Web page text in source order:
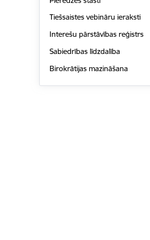
Tiešsaistes vebināru ieraksti
Interešu pārstāvības reģistrs
Sabiedrības līdzdalība
Birokrātijas mazināšana